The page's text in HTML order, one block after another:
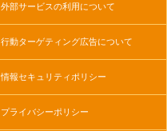
外部サービスの利用について
行動ターゲティング広告について
情報セキュリティポリシー
プライバシーポリシー